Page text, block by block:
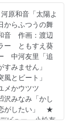
和音「太陽よ
らふつうの舞
音 作画：渡辺
ー ともすえ葵
中河友里「追
すみません」
風とビート」
かウツツ
みなみ「かし
がしたい」 ★
ビュー 小松有